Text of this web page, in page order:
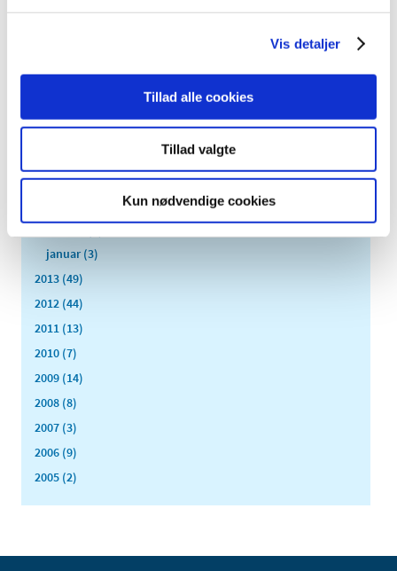
Vis detaljer
Tillad alle cookies
Tillad valgte
Kun nødvendige cookies
juli (2)
april (2)
januar (3)
2013 (49)
2012 (44)
2011 (13)
2010 (7)
2009 (14)
2008 (8)
2007 (3)
2006 (9)
2005 (2)